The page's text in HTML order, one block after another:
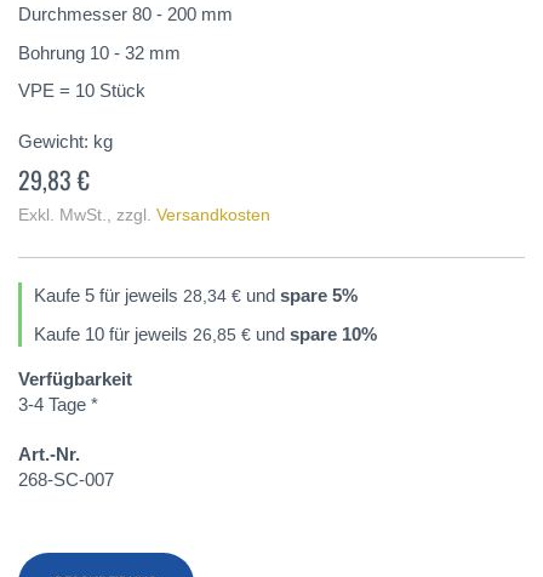
Durchmesser 80 - 200 mm
Bohrung 10 - 32 mm
VPE = 10 Stück
Gewicht: kg
29,83 €
Exkl. MwSt., zzgl. Versandkosten
Kaufe 5 für jeweils 28,34 € und spare 5%
Kaufe 10 für jeweils 26,85 € und spare 10%
Verfügbarkeit
3-4 Tage *
Art.-Nr.
268-SC-007